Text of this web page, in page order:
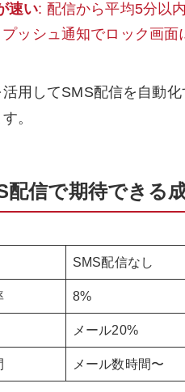
速い: 配信から平均5分以
ッシュ通知でロック画
用してSMS配信を自動
。
配信で期待できる
SMS配信なし
8%
メール20%
メール数時間〜